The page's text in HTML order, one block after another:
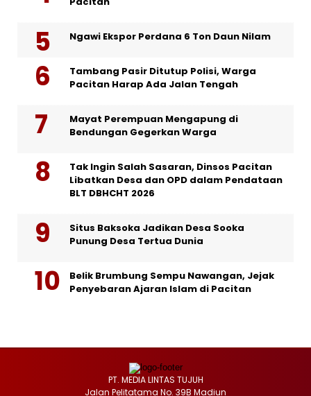
Ngawi Ekspor Perdana 6 Ton Daun Nilam
Tambang Pasir Ditutup Polisi, Warga
Pacitan Harap Ada Jalan Tengah
Mayat Perempuan Mengapung di
Bendungan Gegerkan Warga
Tak Ingin Salah Sasaran, Dinsos Pacitan
Libatkan Desa dan OPD dalam Pendataan
BLT DBHCHT 2026
Situs Baksoka Jadikan Desa Sooka
Punung Desa Tertua Dunia
Belik Brumbung Sempu Nawangan, Jejak
Penyebaran Ajaran Islam di Pacitan
PT. MEDIA LINTAS TUJUH
Jalan Pelitatama No. 39B Madiun